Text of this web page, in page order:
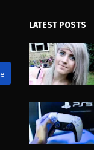
LATEST POSTS